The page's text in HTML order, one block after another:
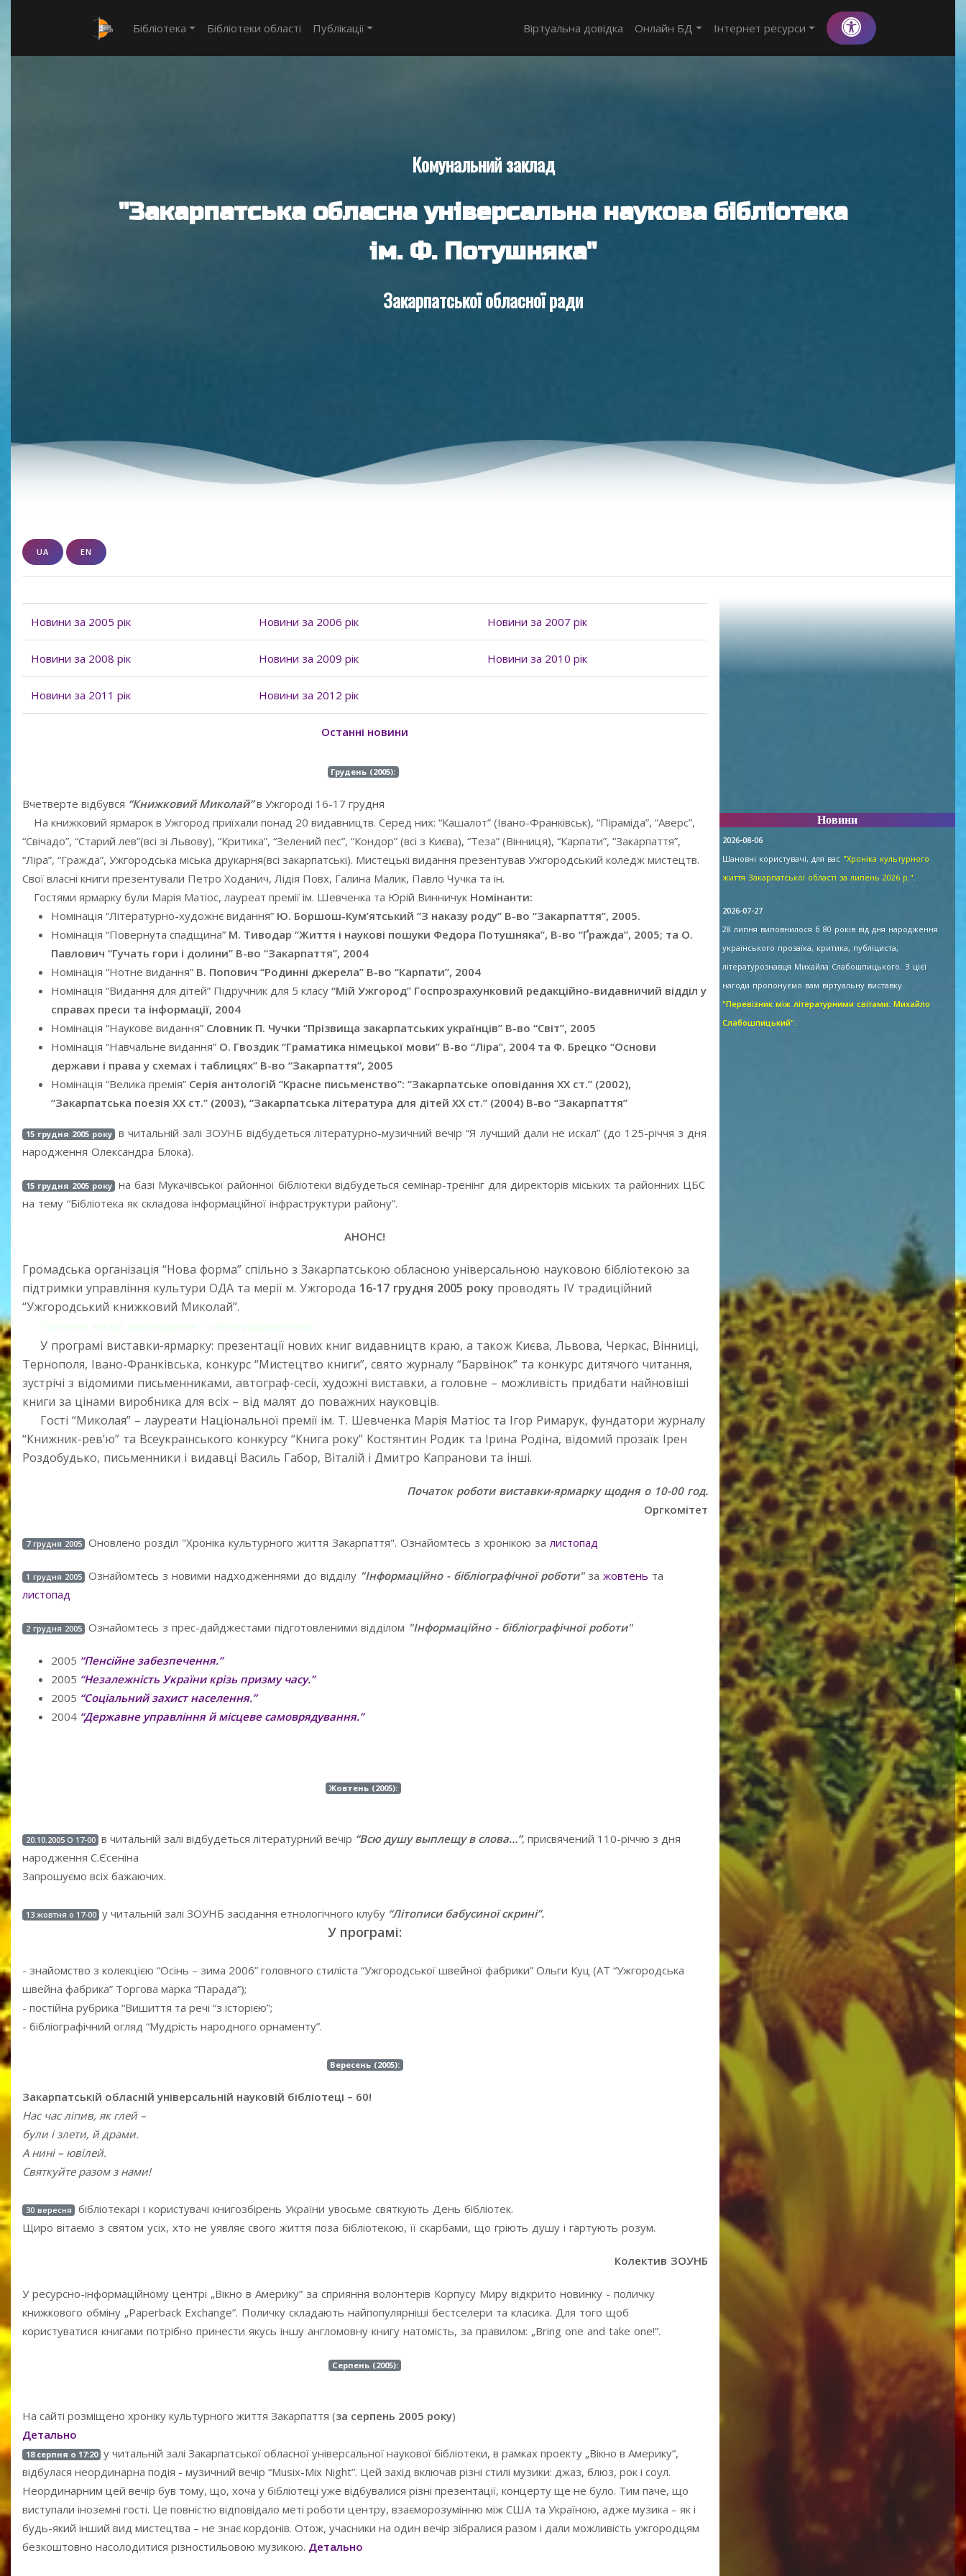
Бібліотека Бібліотеки області Публікації Віртуальна довідка Онлайн БД Інтернет ресурси
Комунальний заклад
"Закарпатська обласна універсальна наукова бібліотека
ім. Ф. Потушняка"
Закарпатської обласної ради
UA EN
Новини за 2005 рік Новини за 2006 рік Новини за 2007 рік
Новини за 2008 рік Новини за 2009 рік Новини за 2010 рік
Новини за 2011 рік Новини за 2012 рік
Останні новини
Грудень (2005):
Вчетверте відбувся “Книжковий Миколай”в Ужгороді 16-17 грудня
На книжковий ярмарок в Ужгород приїхали понад 20 видавництв. Серед них: “Кашалот” (Івано-Франківськ), “Піраміда”, “Аверс”,
“Свічадо”, “Старий лев”(всі зі Львову), “Критика”, “Зелений пес”, “Кондор” (всі з Києва), “Теза” (Вінниця), “Карпати”, “Закарпаття”,
“Ліра”, “Гражда”, Ужгородська міська друкарня(всі закарпатські). Мистецькі видання презентував Ужгородський коледж мистецтв.
Свої власні книги презентували Петро Ходанич, Лідія Повх, Галина Малик, Павло Чучка та ін.
Гостями ярмарку були Марія Матіос, лауреат премії ім. Шевченка та Юрій Винничук Номінанти:
Номінація “Літературно-художнє видання” Ю. Боршош-Кум’ятський “З наказу роду” В-во “Закарпаття”, 2005.
Номінація “Повернута спадщина” М. Тиводар “Життя і наукові пошуки Федора Потушняка”, В-во “Ґражда”, 2005; та О.
Павлович “Гучать гори і долини” В-во “Закарпаття”, 2004
Номінація “Нотне видання” В. Попович “Родинні джерела” В-во “Карпати”, 2004
Номінація “Видання для дітей” Підручник для 5 класу “Мій Ужгород” Госпрозрахунковий редакційно-видавничий відділ у
справах преси та інформації, 2004
Номінація “Наукове видання” Словник П. Чучки “Прізвища закарпатських українців” В-во “Світ”, 2005
Номінація “Навчальне видання” О. Гвоздик “Граматика німецької мови” В-во “Ліра”, 2004 та Ф. Брецко “Основи
держави і права у схемах і таблицях” В-во “Закарпаття”, 2005
Номінація “Велика премія” Серія антологій “Красне письменство”: “Закарпатське оповідання ХХ ст.” (2002),
“Закарпатська поезія ХХ ст.” (2003), “Закарпатська література для дітей ХХ ст.” (2004) В-во “Закарпаття”
15 грудня 2005 року
в читальній залі ЗОУНБ відбудеться літературно-музичний вечір “Я лучший дали не искал” (до 125-річчя з дня
народження Олександра Блока).
15 грудня 2005 року
на базі Мукачівської районної бібліотеки відбудеться семінар-тренінг для директорів міських та районних ЦБС
на тему “Бібліотека як складова інформаційної інфраструктури району”.
АНОНС!
Громадська організація “Нова форма” спільно з Закарпатською обласною універсальною науковою бібліотекою за
підтримки управління культури ОДА та мерії м. Ужгорода 16-17 грудня 2005 року проводять IV традиційний
“Ужгородський книжковий Миколай”.
У програмі виставки-ярмарку: презентації нових книг видавництв краю, а також Києва, Львова, Черкас, Вінниці,
Тернополя, Івано-Франківська, конкурс “Мистецтво книги”, свято журналу “Барвінок” та конкурс дитячого читання,
зустрічі з відомими письменниками, автограф-сесії, художні виставки, а головне – можливість придбати найновіші
книги за цінами виробника для всіх – від малят до поважних науковців.
Гості “Миколая” – лауреати Національної премії ім. Т. Шевченка Марія Матіос та Ігор Римарук, фундатори журналу
“Книжник-рев’ю” та Всеукраїнського конкурсу “Книга року” Костянтин Родик та Ірина Родіна, відомий прозаїк Ірен
Роздобудько, письменники і видавці Василь Габор, Віталій і Дмитро Капранови та інші.
Початок роботи виставки-ярмарку щодня о 10-00 год.
Оргкомітет
7 грудня 2005 Оновлено розділ "Хроніка культурного життя Закарпаття". Ознайомтесь з хронікою залистопад
1 грудня 2005 Ознайомтесь з новими надходженнями до відділу "Інформаційно - бібліографічної роботи"за жовтень та
листопад
2 грудня 2005 Ознайомтесь з прес-дайджестами підготовленими відділом "Інформаційно - бібліографічної роботи"
2005 “Пенсійне забезпечення.”
2005 “Незалежність України крізь призму часу.”
2005 “Соціальний захист населення.”
2004 “Державне управління й місцеве самоврядування.”
Жовтень (2005):
20.10.2005 О 17-00 в читальній залі відбудеться літературний вечір “Всю душу выплещу в слова…”, присвячений 110-річчю з дня
народження С.Єсеніна
Запрошуємо всіх бажаючих.
13 жовтня о 17-00 у читальній залі ЗОУНБ засідання етнологічного клубу “Літописи бабусиної скрині”.
У програмі:
- знайомство з колекцією “Осінь – зима 2006” головного стиліста “Ужгородської швейної фабрики” Ольги Куц (АТ “Ужгородська
швейна фабрика” Торгова марка “Парада”);
- постійна рубрика “Вишиття та речі “з історією”;
- бібліографічний огляд “Мудрість народного орнаменту”.
Вересень (2005):
Закарпатській обласній універсальній науковій бібліотеці – 60!
Нас час ліпив, як глей –
були і злети, й драми.
А нині – ювілей.
Святкуйте разом з нами!
30 вересня
бібліотекарі і користувачі книгозбірень України увосьме святкують День бібліотек.
Щиро вітаємо з святом усіх, хто не уявляє свого життя поза бібліотекою, її скарбами, що гріють душу і гартують розум.
Колектив ЗОУНБ
У ресурсно-інформаційному центрі „Вікно в Америку” за сприяння волонтерів Корпусу Миру відкрито новинку - поличку
книжкового обміну „Paperback Exchange”. Поличку складають найпопулярніші бестселери та класика. Для того щоб
користуватися книгами потрібно принести якусь іншу англомовну книгу натомість, за правилом: „Bring one and take one!”.
Серпень (2005):
На сайті розміщено хроніку культурного життя Закарпаття (за серпень 2005 року)
Детально
18 серпня о 17:20 у читальній залі Закарпатської обласної універсальної наукової бібліотеки, в рамках проекту „Вікно в Америку”,
відбулася неординарна подія - музичний вечір “Musix-Mix Night”. Цей захід включав різні стилі музики: джаз, блюз, рок і соул.
Неординарним цей вечір був тому, що, хоча у бібліотеці уже відбувалися різні презентації, концерту ще не було. Тим паче, що
виступали іноземні гості. Це повністю відповідало меті роботи центру, взаєморозумінню між США та Україною, адже музика – як і
будь-який інший вид мистецтва – не знає кордонів. Отож, учасники на один вечір зібралися разом і дали можливість ужгородцям
безкоштовно насолодитися різностильовою музикою. Детально
Новини
2026-08-06
Шановні користувачі, для вас "Хроніка культурного
життя Закарпатської області за липень 2026 р.".
2026-07-27
28 липня виповнилося б 80 років від дня народження
українського прозаїка, критика, публіциста,
літературознавця Михайла Слабошпицького. З цієї
нагоди пропонуємо вам віртуальну виставку
"Перевізник між літературними світами: Михайло
Слабошпицький".